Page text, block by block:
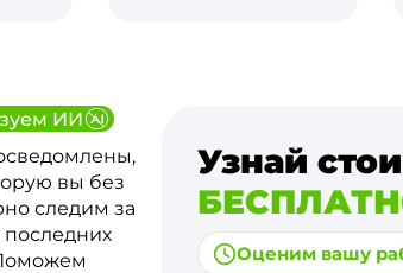
ИИ
вы без
следим за
последних
Узнай
Оценим вашу